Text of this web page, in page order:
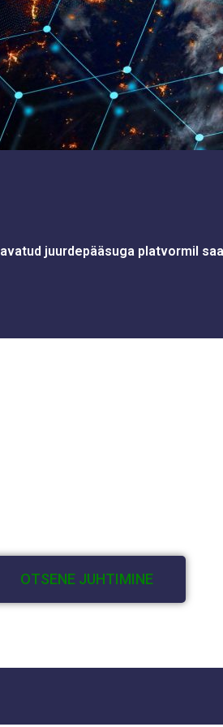
juurdepääsuga platvormil
OTSENE JUHTIMINE